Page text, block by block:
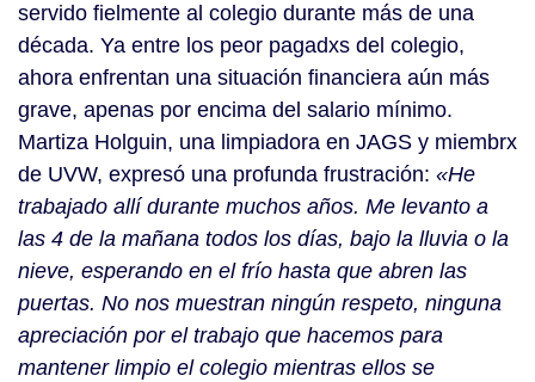
servido fielmente al colegio durante más de una
década. Ya entre los peor pagadxs del colegio,
ahora enfrentan una situación financiera aún más
grave, apenas por encima del salario mínimo.
Martiza Holguin, una limpiadora en JAGS y miembrx
de UVW, expresó una profunda frustración: «He
trabajado allí durante muchos años. Me levanto a
las 4 de la mañana todos los días, bajo la lluvia o la
nieve, esperando en el frío hasta que abren las
puertas. No nos muestran ningún respeto, ninguna
apreciación por el trabajo que hacemos para
mantener limpio el colegio mientras ellos se